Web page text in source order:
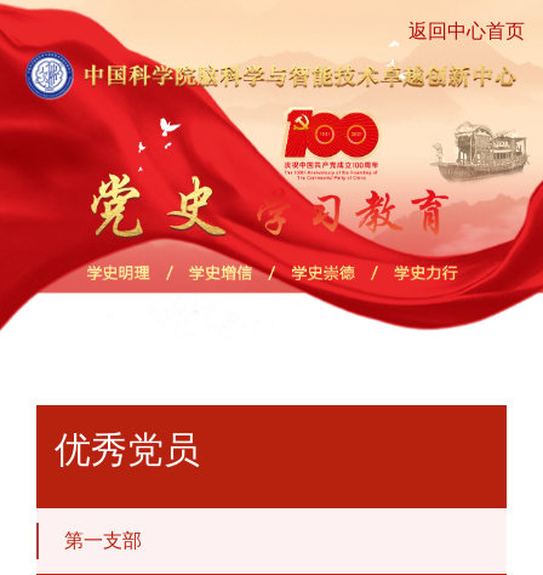
返回中心首页
优秀党员
第一支部